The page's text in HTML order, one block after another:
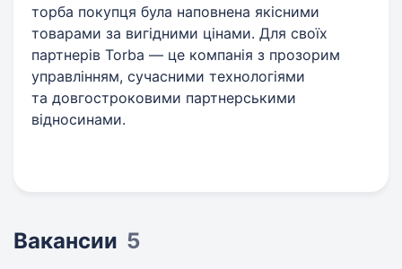
торба покупця була наповнена якісними
товарами за вигідними цінами. Для своїх
партнерів Torba — це компанія з прозорим
управлінням, сучасними технологіями
та довгостроковими партнерськими
відносинами.
Вакансии 5